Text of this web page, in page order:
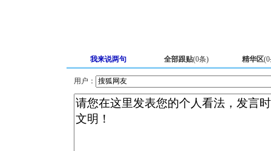
我来说两句 全部跟贴(0条) 精华区(0
用户：